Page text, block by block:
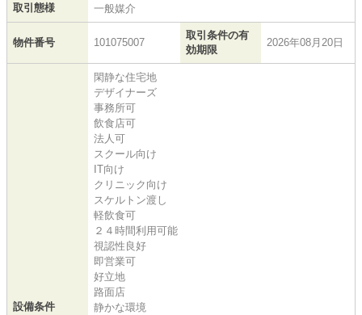
取引態様 一般媒介
物件番号 101075007
取引条件の有
効期限
2026年08月20日
設備条件
閑静な住宅地
デザイナーズ
事務所可
飲食店可
法人可
スクール向け
IT向け
クリニック向け
スケルトン渡し
軽飲食可
２４時間利用可能
視認性良好
即営業可
好立地
路面店
静かな環境